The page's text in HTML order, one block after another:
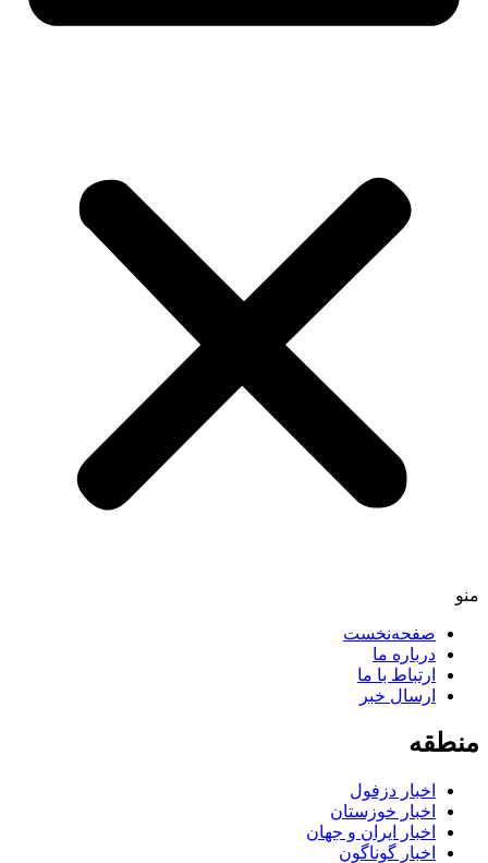
صفحه‌نخست
درباره ما
ارتباط با ما
ارسال خبر
اخبار دزفول
اخبار خوزستان
اخبار ایران و جهان
اخبار گوناگون